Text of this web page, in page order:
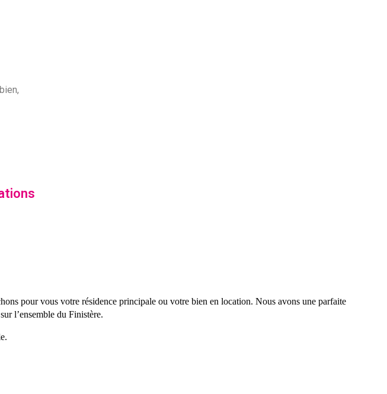
pour vous votre résidence principale ou votre bien en location. Nous avons une parfaite
l’ensemble du Finistère.